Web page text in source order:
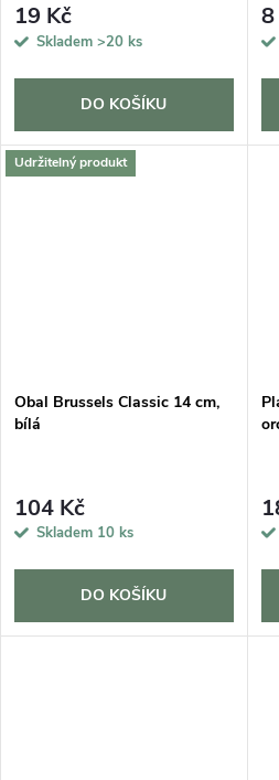
19 Kč
Skladem >20 ks
DO KOŠÍKU
8
Udržitelný produkt
Obal Brussels Classic 14 cm,
bílá
104 Kč
Skladem 10 ks
DO KOŠÍKU